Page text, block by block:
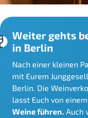
Weiter gehts
in Berlin
Nach einer kleinen
mit Eurem
Berlin. Die
lasst Euch von
Weine führen. Auch